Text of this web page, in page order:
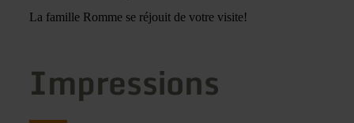
La famille Romme se réjouit de votre visite!
Impressions